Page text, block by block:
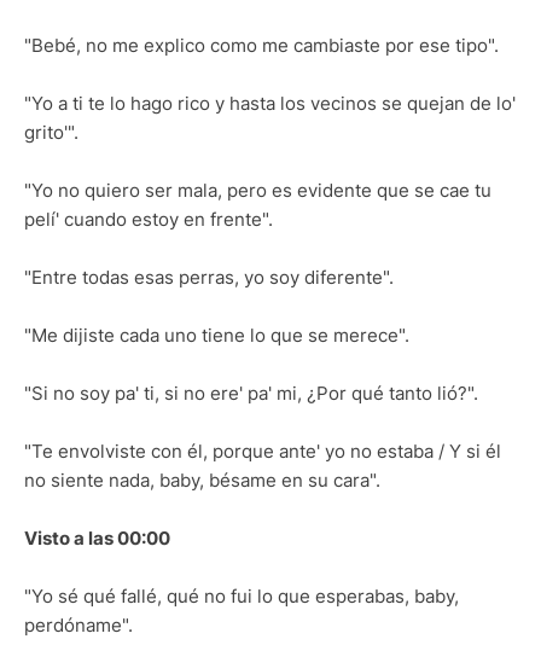
"Bebé, no me explico como me cambiaste por ese tipo".
"Yo a ti te lo hago rico y hasta los vecinos se quejan de lo'
grito'".
"Yo no quiero ser mala, pero es evidente que se cae tu
pelí' cuando estoy en frente".
"Entre todas esas perras, yo soy diferente".
"Me dijiste cada uno tiene lo que se merece".
"Si no soy pa' ti, si no ere' pa' mi, ¿Por qué tanto lió?".
"Te envolviste con él, porque ante' yo no estaba / Y si él
no siente nada, baby, bésame en su cara".
Visto a las 00:00
"Yo sé qué fallé, qué no fui lo que esperabas, baby,
perdóname".